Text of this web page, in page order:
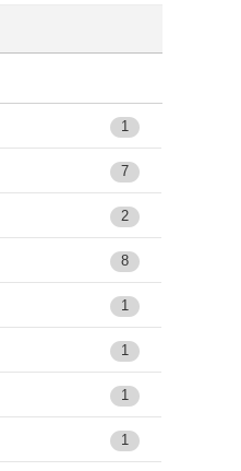
1
7
2
8
1
1
1
1